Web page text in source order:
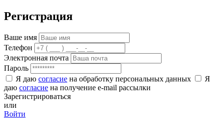
Регистрация
Ваше имя
Телефон
Электронная почта
Пароль
Я даю согласие на обработку персональных данных
Я
даю согласие на получение e-mail рассылки
Зарегистрироваться
или
Войти